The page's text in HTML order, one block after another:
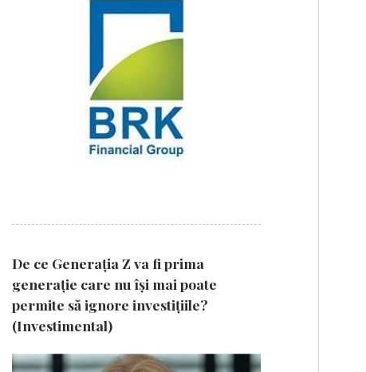
De ce Generația Z va fi prima
generație care nu își mai poate
permite să ignore investițiile?
(Investimental)